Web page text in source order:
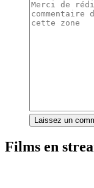
Laissez un
Films en